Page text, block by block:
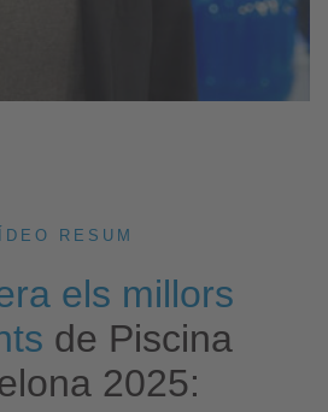
RESUM
els millors
de Piscina
2025: